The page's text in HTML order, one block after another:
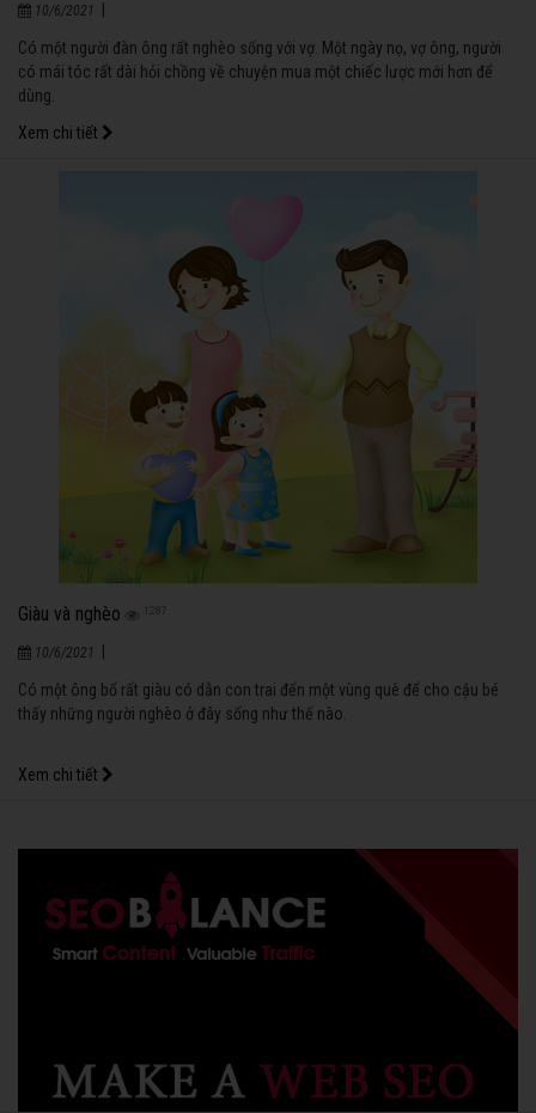
10/6/2021
Có một người đàn ông rất nghèo sống với vợ. Một ngày nọ, vợ ông, người
có mái tóc rất dài hỏi chồng về chuyện mua một chiếc lược mới hơn để
dùng.
Xem chi tiết
Giàu và nghèo 1287
10/6/2021
Có một ông bố rất giàu có dẫn con trai đến một vùng quê để cho cậu bé
thấy những người nghèo ở đây sống như thế nào.
Xem chi tiết